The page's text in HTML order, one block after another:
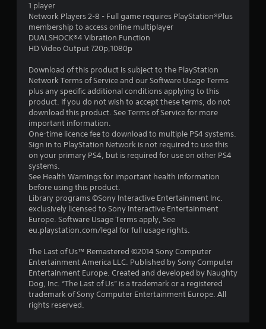
п
я
т
и
з
і
р
о
к
а
о
1 player
Network Players 2-8 - Full game requires PlayStation®Plus
membership to access online multiplayer
DUALSHOCK®4 Vibration Function
HD Video Output 720p,1080p
Download of this product is subject to the PlayStation
Network Terms of Service and our Software Usage Terms
plus any specific additional conditions applying to this
product. If you do not wish to accept these terms, do not
download this product. See Terms of Service for more
important information.
One-time licence fee to download to multiple PS4 systems.
Sign in to PlayStation Network is not required to use this
on your primary PS4, but is required for use on other PS4
systems.
See Health Warnings for important health information
before using this product.
Library programs ©Sony Interactive Entertainment Inc.
exclusively licensed to Sony Interactive Entertainment
Europe. Software Usage Terms apply, See
eu.playstation.com/legal for full usage rights.
The Last of Us™ Remastered ©2014 Sony Computer
Entertainment America LLC. Published by Sony Computer
Entertainment Europe. Created and developed by Naughty
Dog, Inc. “The Last of Us” is a trademark or a registered
trademark of Sony Computer Entertainment Europe. All
rights reserved.